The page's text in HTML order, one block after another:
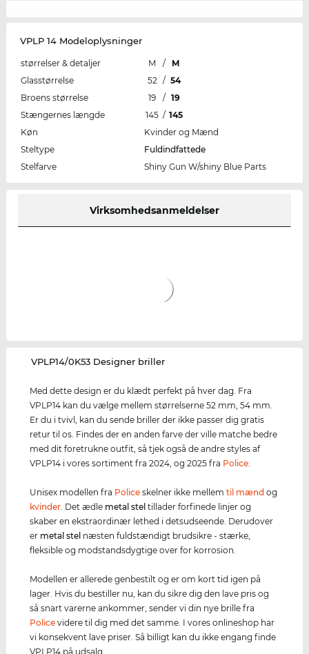
VPLP 14 Modeloplysninger
størrelser & detaljer M /
M
Glasstørrelse
52 / 54
Broens størrelse
19 / 19
Stængernes længde
145 / 145
Køn
Kvinder og Mænd
Steltype
Fuldindfattede
Stelfarve
Shiny Gun W/shiny Blue Parts
Virksomhedsanmeldelser
‌VPLP14/0K53 Designer briller
Med dette design er du klædt perfekt på hver dag. Fra
VPLP14 kan du vælge mellem størrelserne 52 mm, 54 mm.
Er du i tvivl, kan du sende briller der ikke passer dig gratis
retur til os. Findes der en anden farve der ville matche bedre
med dit foretrukne outfit, så tjek også de andre styles af
VPLP14 i vores sortiment fra 2024, og 2025 fra Police
Unisex modellen fra Police skelner ikke mellemtil mænd og
kvinder . Det ædle metal stel tillader forfinede linjer og
skaber en ekstraordinær lethed i detsudseende. Derudover
er metal stel næsten fuldstændigt brudsikre - stærke,
fleksible og modstandsdygtige over for korrosion.
Modellen er allerede genbestilt og er om kort tid igen på
lager. Hvis du bestiller nu, kan du sikre dig den lave pris og
så snart varerne ankommer, sender vi din nye brille fra
Police videre til dig med det samme. I vores onlineshop har
vi konsekvent lave priser. Så billigt kan du ikke engang finde
VPLP14 på udsalg.